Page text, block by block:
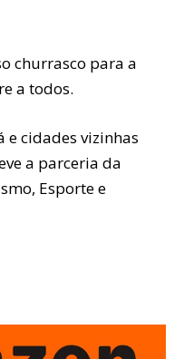
churrasco para a
a todos.
e cidades vizinhas
a parceria da
Esporte e